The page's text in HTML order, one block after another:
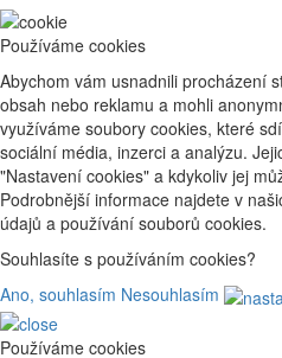
Používáme cookies
Abychom vám usnadnili procházení
obsah nebo reklamu a mohli
využíváme soubory cookies, které
sociální média, inzerci a analýzu.
"Nastavení cookies" a kdykoliv jej
Podrobnější informace najdete v
údajů a používání souborů cookies.
Souhlasíte s používáním cookies?
Ano, souhlasím Nesouhlasím
Používáme cookies